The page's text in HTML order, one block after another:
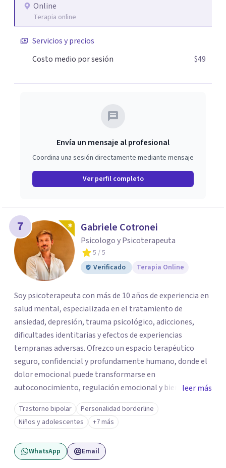
Online
Terapia online
Servicios y precios
Costo medio por sesión
$49
Envía un mensaje al profesional
Coordina una sesión directamente mediante mensaje
Ver perfil completo
7 Gabriele Cotronei
Psicologo y Psicoterapeuta
5 / 5
Verificado
Terapia Online
Soy psicoterapeuta con más de 10 años de experiencia en
salud mental, especializada en el tratamiento de
ansiedad, depresión, trauma psicológico, adicciones,
dificultades identitarias y efectos de experiencias
tempranas adversas. Ofrezco un espacio terapéutico
seguro, confidencial y profundamente humano, donde el
dolor emocional puede transformarse en
autoconocimiento, regulación emocional y bienestar.
Trabajo desde un enfoque integrativo que combina
psicoanálisis, terapia somática y de trauma, psicología
corporal, Mentalization Based Therapy (MBT),
hipnoterapia y respiración neurodinámica, integrando
actualmente la Psicología Analítica Junguiana. Mi
leer más
Trastorno bipolar
Personalidad borderline
Niños y adolescentes
+7 más
WhatsApp Email